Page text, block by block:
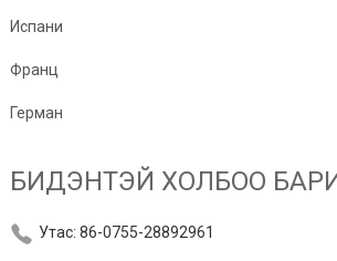
Испани
Франц
Герман
БИДЭНТЭЙ ХОЛБОО
Утас: 86-0755-28892961